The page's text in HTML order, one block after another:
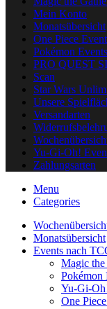
Mein Konto
Monatsübersicht
One Piece
Pokémon Events
PRO QUEST
Scan
Star Wars
Unsere
Versandarten
Yu-Gi-Oh!
Zahlungsarten
Menu
Categories
Monatsübersicht
Events nach
Magic
Pokémon
Yu-Gi-
One